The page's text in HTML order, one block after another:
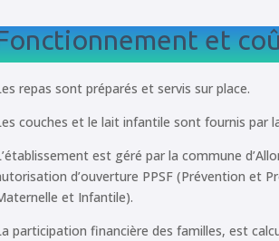
et
repas sont préparés et servis sur place.
couches et le lait infantile sont fournis par
est géré par la commune
d’ouverture PPSF (Prévention et
et Infantile).
participation financière des familles, est